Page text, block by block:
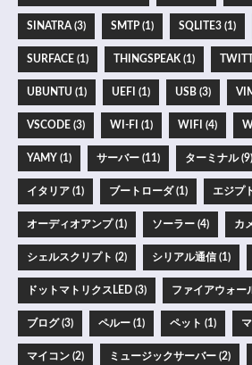
SINATRA (3) SMTP (1) SQLITE3 (1)
SURFACE (1) THINGSPEAK (1)
UBUNTU (1) UEFI (1) USB (3)
VSCODE (3) WI-FI (1) WIFI (4)
YAMY (1) サーバー (11) ターミナル (9)
イタリア (1) ブートローダ (1) エジプ
オーディオアンプ (1) ソーラー (4) カ
シェルスクリプト (2) シリアル通信 (1)
ドットマトリクスLED (3) ファイアウォー
ブログ (3) ペルー (1) ペット (1)
マイコン (2) ミュージックサーバー (2)